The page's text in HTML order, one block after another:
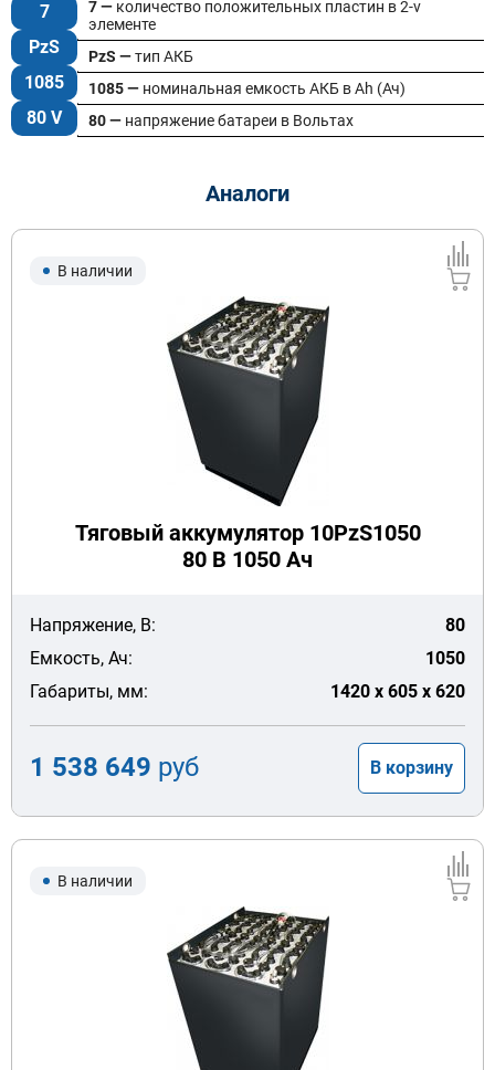
7
PzS
1085
80 V
80 — напряжение батареи в Вольтах
7 — количество положительных пластин в 2-v
элементе
1085 — номинальная емкость АКБ в Ah (Ач)
PzS —тип АКБ
Аналоги
В наличии
Тяговый аккумулятор 10PzS1050
80 В 1050 Ач
Напряжение, В:
80
Емкость, Ач:
1050
Габариты, мм:
1420 x 605 x 620
1 538 649 руб В корзину
В наличии